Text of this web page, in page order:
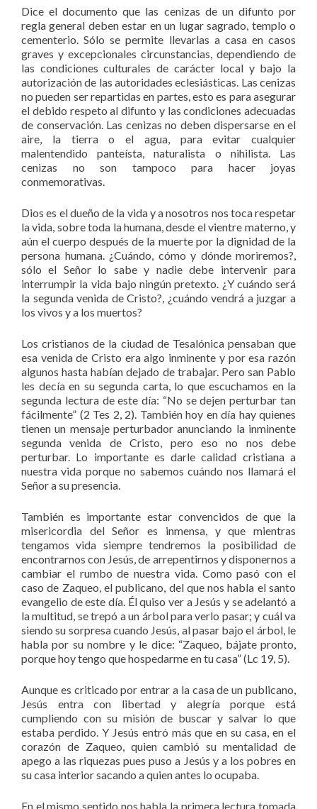
Dice el documento que las cenizas de un difunto por
regla general deben estar en un lugar sagrado, templo o
cementerio. Sólo se permite llevarlas a casa en casos
graves y excepcionales circunstancias, dependiendo de
las condiciones culturales de carácter local y bajo la
autorización de las autoridades eclesiásticas. Las cenizas
no pueden ser repartidas en partes, esto es para asegurar
el debido respeto al difunto y las condiciones adecuadas
de conservación. Las cenizas no deben dispersarse en el
aire, la tierra o el agua, para evitar cualquier
malentendido panteísta, naturalista o nihilista. Las
cenizas no son tampoco para hacer joyas
conmemorativas.
Dios es el dueño de la vida y a nosotros nos toca respetar
la vida, sobre toda la humana, desde el vientre materno, y
aún el cuerpo después de la muerte por la dignidad de la
persona humana. ¿Cuándo, cómo y dónde moriremos?,
sólo el Señor lo sabe y nadie debe intervenir para
interrumpir la vida bajo ningún pretexto. ¿Y cuándo será
la segunda venida de Cristo?, ¿cuándo vendrá a juzgar a
los vivos y a los muertos?
Los cristianos de la ciudad de Tesalónica pensaban que
esa venida de Cristo era algo inminente y por esa razón
algunos hasta habían dejado de trabajar. Pero san Pablo
les decía en su segunda carta, lo que escuchamos en la
segunda lectura de este día: “No se dejen perturbar tan
fácilmente” (2 Tes 2, 2). También hoy en día hay quienes
tienen un mensaje perturbador anunciando la inminente
segunda venida de Cristo, pero eso no nos debe
perturbar. Lo importante es darle calidad cristiana a
nuestra vida porque no sabemos cuándo nos llamará el
Señor a su presencia.
También es importante estar convencidos de que la
misericordia del Señor es inmensa, y que mientras
tengamos vida siempre tendremos la posibilidad de
encontrarnos con Jesús, de arrepentirnos y disponernos a
cambiar el rumbo de nuestra vida. Como pasó con el
caso de Zaqueo, el publicano, del que nos habla el santo
evangelio de este día. Él quiso ver a Jesús y se adelantó a
la multitud, se trepó a un árbol para verlo pasar; y cuál va
siendo su sorpresa cuando Jesús, al pasar bajo el árbol, le
habla por su nombre y le dice: “Zaqueo, bájate pronto,
porque hoy tengo que hospedarme en tu casa” (Lc 19, 5).
Aunque es criticado por entrar a la casa de un publicano,
Jesús entra con libertad y alegría porque está
cumpliendo con su misión de buscar y salvar lo que
estaba perdido. Y Jesús entró más que en su casa, en el
corazón de Zaqueo, quien cambió su mentalidad de
apego a las riquezas pues puso a Jesús y a los pobres en
su casa interior sacando a quien antes lo ocupaba.
En el mismo sentido nos habla la primera lectura tomada